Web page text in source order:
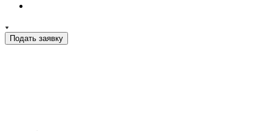
Подать заявку